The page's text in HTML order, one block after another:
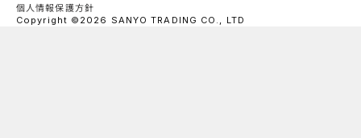
個人情報保護方針
Copyright ©2026 SANYO TRADING CO., LTD